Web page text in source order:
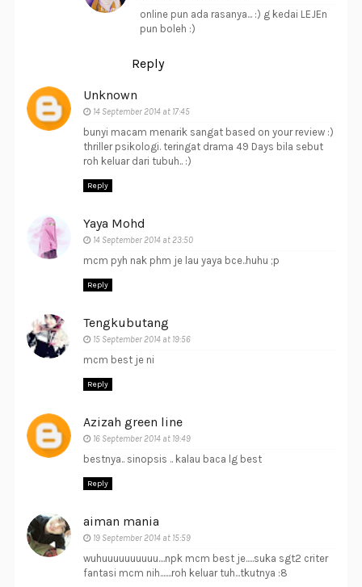
online pun ada rasanya... :) g kedai LEJEn
pun boleh :)
Reply
Unknown
14 September 2014 at 17:45
bunyi macam menarik sangat based on your review :)
thriller psikologi. teringat drama 49 Days bila sebut
roh keluar dari tubuh.. :)
Reply
Yaya Mohd
14 September 2014 at 23:50
mcm pyh nak phm je lau yaya bce..huhu ;p
Reply
Tengkubutang
15 September 2014 at 19:56
mcm best je ni
Reply
Azizah green line
16 September 2014 at 19:49
bestnya.. sinopsis .. kalau baca lg best
Reply
aiman mania
19 September 2014 at 15:59
wuhuuuuuuuuuu....npk mcm best je.....suka sgt2 criter
fantasi mcm nih.......roh keluar tuh...tkutnya :8